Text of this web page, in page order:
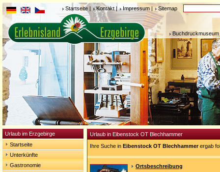
Startseite | Kontakt | Impressum | Sitemap
Urlaub im Erzgebirge
Startseite
Unterkünfte
Gastronomie
Urlaub in Eibenstock OT Blechhammer
Ihre Suche in Eibenstock OT Blechhammerergab
Ortsbeschreibung